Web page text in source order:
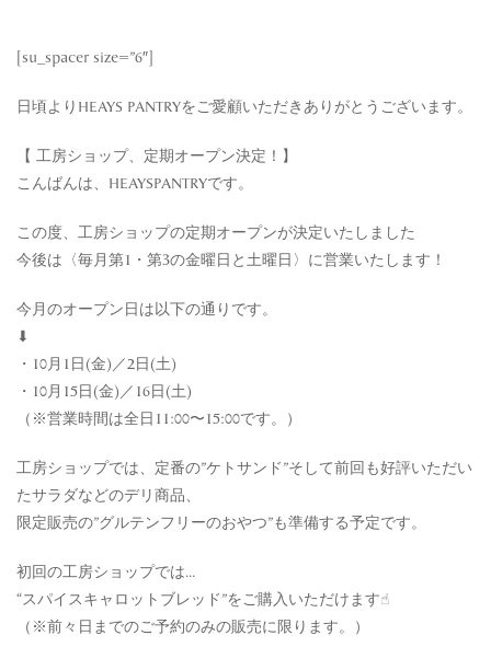
[su_spacer size=”6″]
日頃よりHEAYS PANTRYをご愛顧いただきありがとうございます。
【 工房ショップ、定期オープン決定！】
こんばんは、HEAYSPANTRYです。
この度、工房ショップの定期オープンが決定いたしました
今後は〈毎月第1・第3の金曜日と土曜日〉に営業いたします！
今月のオープン日は以下の通りです。
⬇︎
・10月1日(金)／2日(土)
・10月15日(金)／16日(土)
（※営業時間は全日11:00〜15:00です。）
工房ショップでは、定番の”ケトサンド”そして前回も好評いただい
たサラダなどのデリ商品、
限定販売の”グルテンフリーのおやつ”も準備する予定です。
初回の工房ショップでは…
“スパイスキャロットブレッド”をご購入いただけます☝︎
（※前々日までのご予約のみの販売に限ります。）